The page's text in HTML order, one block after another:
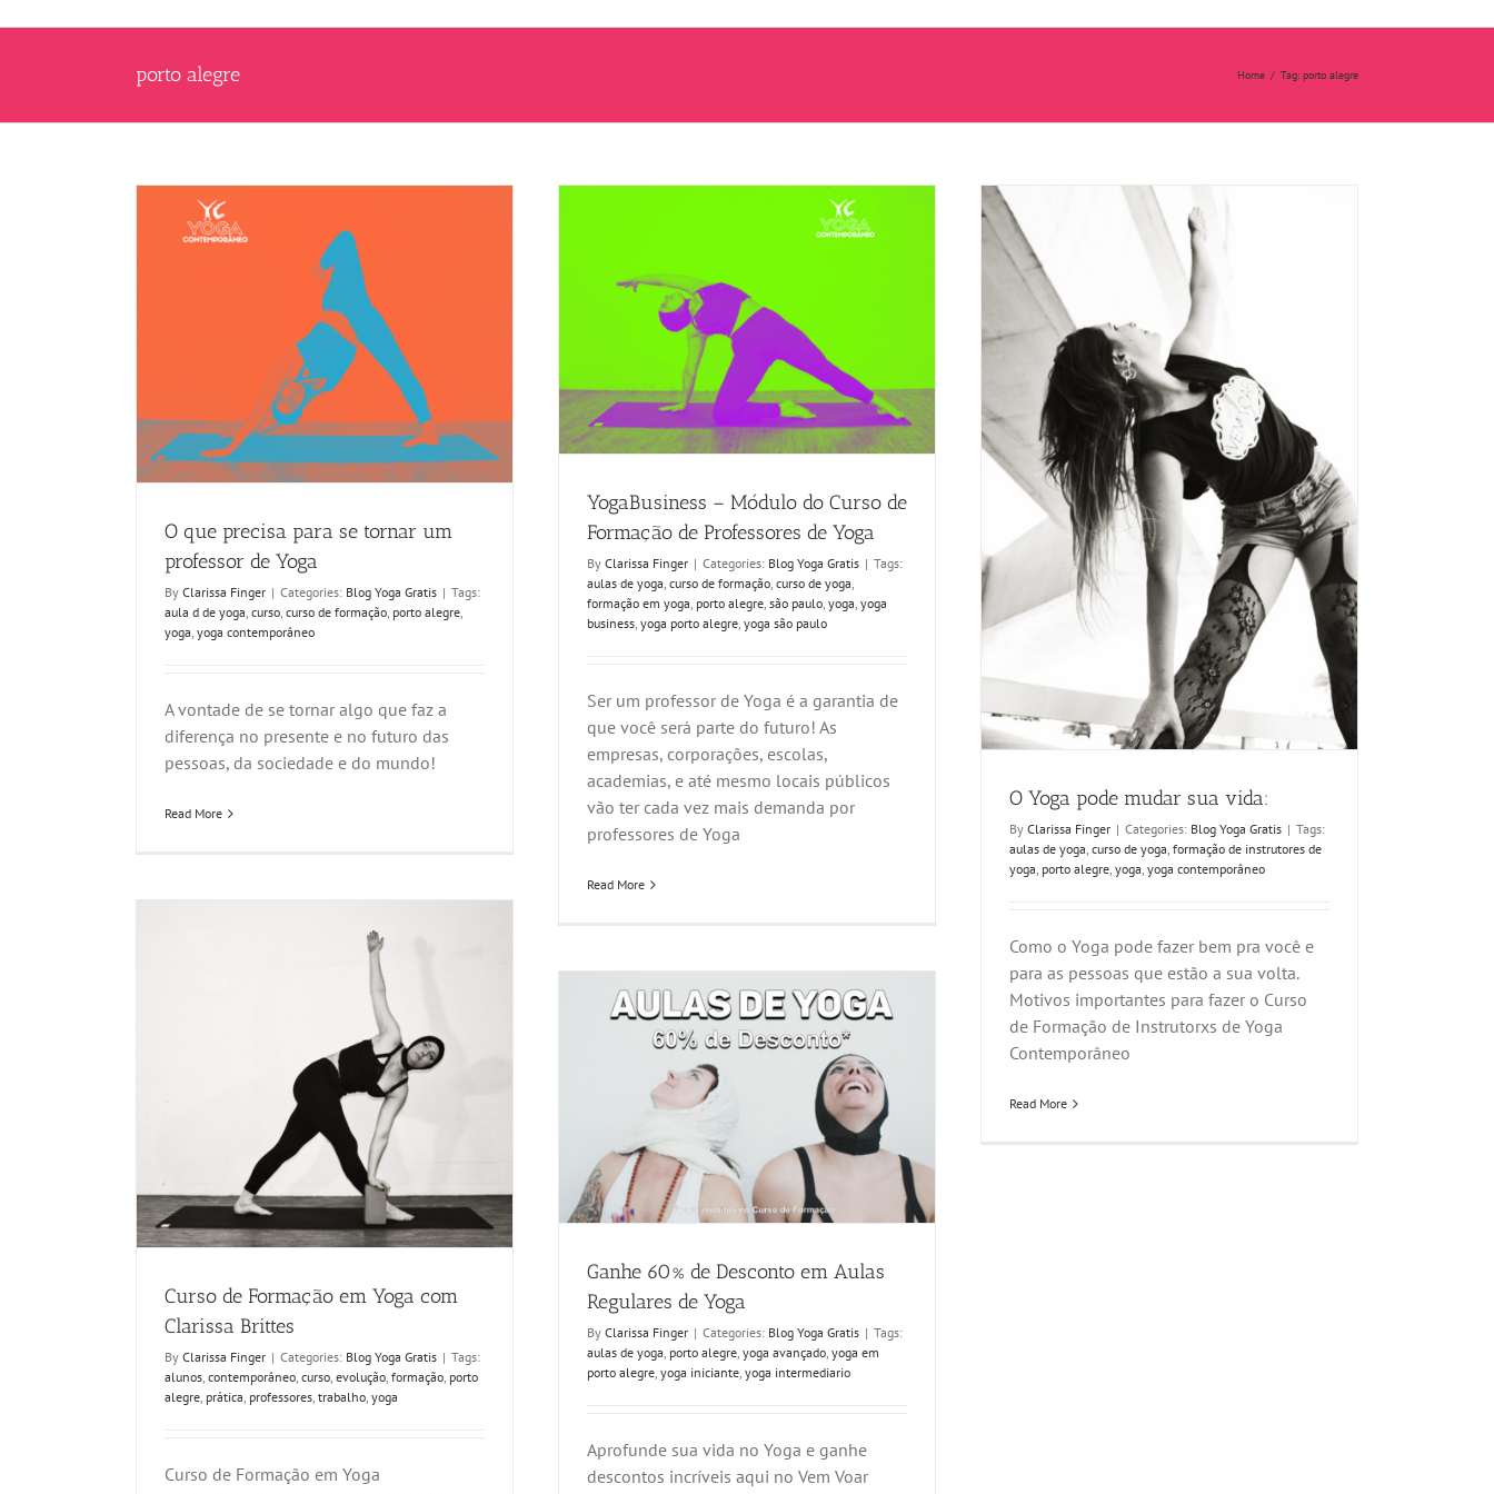
porto alegre Home / Tag: porto alegre
O que precisa para se tornar um
professor de Yoga
By Clarissa Finger | Categories: Blog Yoga Gratis | Tags:
aula d de yoga, curso, curso de formação, porto alegre,
yoga, yoga contemporâneo
A vontade de se tornar algo que faz a
diferença no presente e no futuro das
pessoas, da sociedade e do mundo!
Read More
YogaBusiness – Módulo do Curso de
Formação de Professores de Yoga
By Clarissa Finger | Categories: Blog Yoga Gratis | Tags:
aulas de yoga curso de formação curso de yoga
formação em yoga porto alegre são paulo yoga yoga
business yoga porto alegre yoga são paulo
Ser um professor de Yoga é a garantia de
que você será parte do futuro! As
empresas, corporações, escolas,
academias, e até mesmo locais públicos
vão ter cada vez mais demanda por
professores de Yoga
Read More
O Yoga pode mudar sua vida:
By Clarissa Finger | Categories: Blog Yoga Gratis | Tags:
aulas de yoga curso de yoga formação de instrutores de
yoga porto alegre yoga yoga contemporâneo
Como o Yoga pode fazer bem pra você e
para as pessoas que estão a sua volta.
Motivos importantes para fazer o Curso
de Formação de Instrutorxs de Yoga
Contemporâneo
Read More
Curso de Formação em Yoga com
Clarissa Brittes
By Clarissa Finger | Categories: Blog Yoga Gratis | Tags:
alunos contemporâneo curso evolução formação porto
alegre prática professores trabalho yoga
Curso de Formação em Yoga
Ganhe 60% de Desconto em Aulas
Regulares de Yoga
By Clarissa Finger | Categories: Blog Yoga Gratis | Tags:
aulas de yoga porto alegre yoga avançado yoga em
porto alegre yoga iniciante yoga intermediario
Aprofunde sua vida no Yoga e ganhe
descontos incríveis aqui no Vem Voar